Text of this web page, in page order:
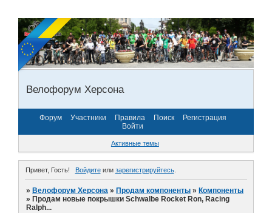
Велофорум Херсона
Форум Участники Правила Поиск
Регистрация
Войти
Активные темы
Привет, Гость! Войдитеили зарегистрируйтесь.
»Велофорум Херсона »Продам компоненты »Компоненты
»Продам новые покрышки Schwalbe Rocket Ron, Racing
Ralph...